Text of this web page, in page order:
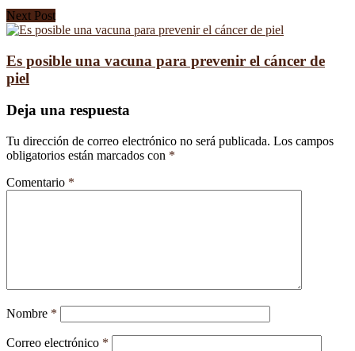
Next Post
Es posible una vacuna para prevenir el cáncer de
piel
Deja una respuesta
Tu dirección de correo electrónico no será publicada. Los campos
obligatorios están marcados con *
Comentario *
Nombre *
Correo electrónico *